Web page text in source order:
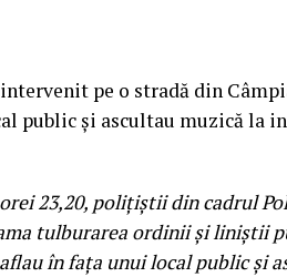
pe o stradă din
public şi ascultau muzică la
23,20, poliţiştii din cadrul
tulburarea ordinii şi liniştii
în faţa unui local public şi